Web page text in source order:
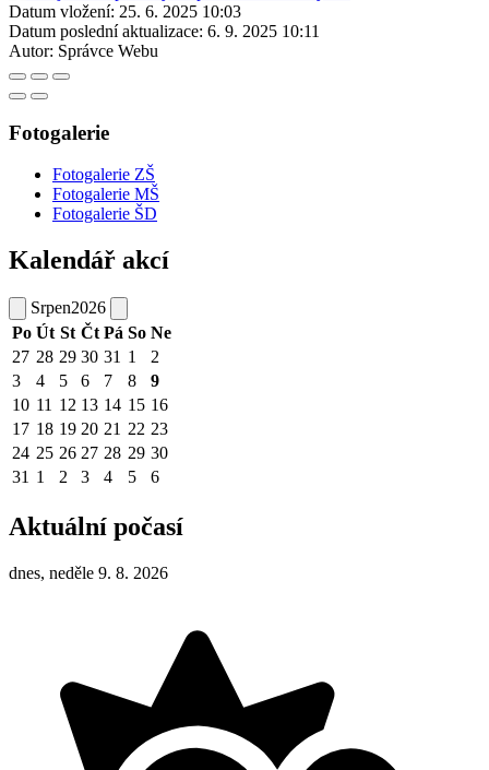
Datum vložení: 25. 6. 2025 10:03
Datum poslední aktualizace: 6. 9. 2025 10:11
Autor: Správce Webu
Fotogalerie
Fotogalerie ZŠ
Fotogalerie MŠ
Fotogalerie ŠD
Kalendář akcí
Srpen2026
Po Út St Čt Pá So Ne
27 28 29 30 31 1
2
3
4 5 6 7 8
9
10 11 12 13 14 15 16
17 18 19 20 21 22 23
24 25 26 27 28 29 30
31 1 2 3 4 5 6
Aktuální počasí
dnes, neděle 9. 8. 2026